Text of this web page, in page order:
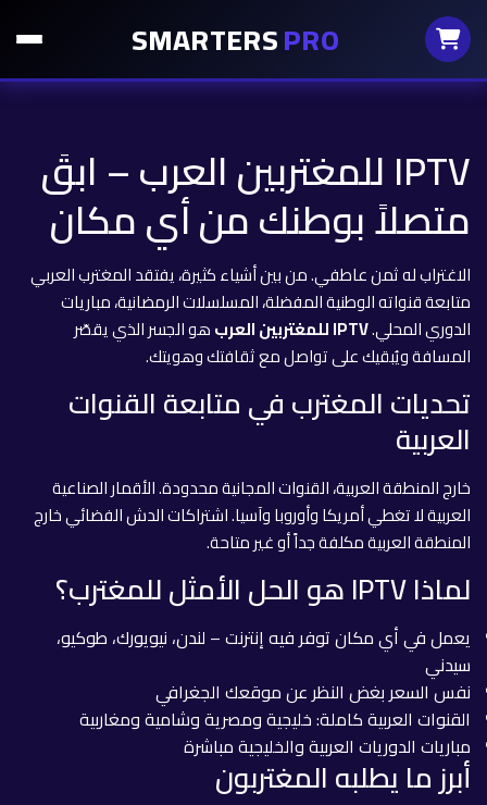
SMARTERSPRO
IPTV للمغتربين العرب – ابقَ
متصلاً بوطنك من أي مكان
الاغتراب له ثمن عاطفي. من بين أشياء كثيرة، يفتقد المغترب العربي
متابعة قنواته الوطنية المفضلة، المسلسلات الرمضانية، مباريات
الدوري المحلي.IPTV للمغتربين العرب
هو الجسر الذي يقصّر
المسافة ويُبقيك على تواصل مع ثقافتك وهويتك.
تحديات المغترب في متابعة القنوات
العربية
خارج المنطقة العربية، القنوات المجانية محدودة. الأقمار الصناعية
العربية لا تغطي أمريكا وأوروبا وآسيا. اشتراكات الدش الفضائي خارج
المنطقة العربية مكلفة جداً أو غير متاحة.
لماذا IPTV هو الحل الأمثل للمغترب؟
يعمل في أي مكان توفر فيه إنترنت – لندن، نيويورك، طوكيو،
سيدني
نفس السعر بغض النظر عن موقعك الجغرافي
القنوات العربية كاملة: خليجية ومصرية وشامية ومغاربية
مباريات الدوريات العربية والخليجية مباشرة
أبرز ما يطلبه المغتربون